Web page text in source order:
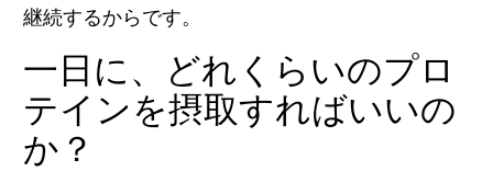
継続するからです。
一日に、どれくらいのプロ
テインを摂取すればいいの
か？